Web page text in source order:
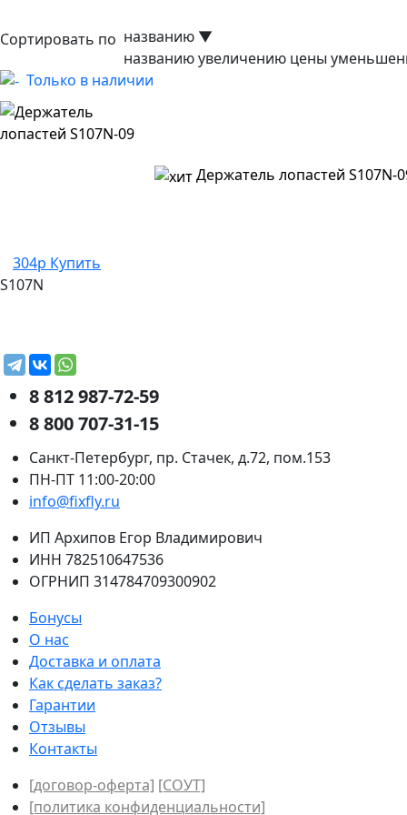
Сортировать по названию ▼
названиюувеличению цены
Только в наличии
Держатель лопастей S107N-
304р Купить
S107N
8 812 987-72-59
8 800 707-31-15
Санкт-Петербург, пр. Стачек, д.72, пом.153
ПН-ПТ 11:00-20:00
info@fixfly.ru
ИП Архипов Егор Владимирович
ИНН 782510647536
ОГРНИП 314784709300902
Бонусы
О нас
Доставка и оплата
Как сделать заказ?
Гарантии
Отзывы
Контакты
[договор-оферта] [СОУТ]
[политикa конфиденциальности]